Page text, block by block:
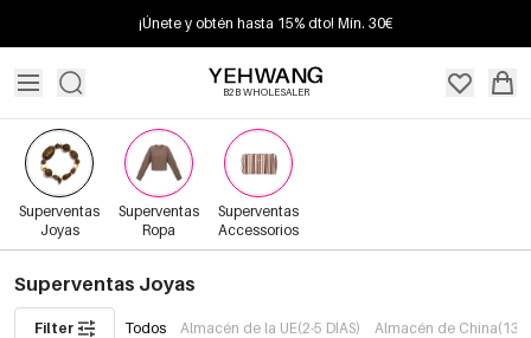
¡Únete y obtén hasta 15% dto! Mín. 30€
B2B WHOLESALER
Superventas
Joyas
Superventas
Ropa
Superventas
Accessorios
Superventas Joyas
Filter Todos Almacén de la UE(2-5 DÍAS) Almacén de China(13+